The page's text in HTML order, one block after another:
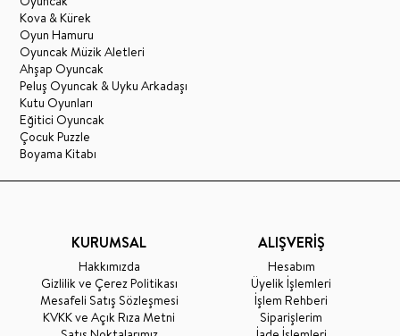
Kova & Kürek
Oyun Hamuru
Oyuncak Müzik Aletleri
Ahşap Oyuncak
Peluş Oyuncak & Uyku Arkadaşı
Kutu Oyunları
Eğitici Oyuncak
Çocuk Puzzle
Boyama Kitabı
KURUMSAL
Hakkımızda
Gizlilik ve Çerez Politikası
Mesafeli Satış Sözleşmesi
KVKK ve Açık Rıza Metni
ALIŞVERİŞ
Hesabım
Üyelik İşlemleri
İşlem Rehberi
Siparişlerim